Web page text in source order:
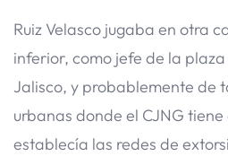
Ruiz Velasco jugaba en otra
inferior, como jefe de la
Jalisco, y probablemente de
urbanas donde el CJNG
establecía las redes de